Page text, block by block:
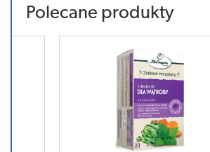
Polecane produkty